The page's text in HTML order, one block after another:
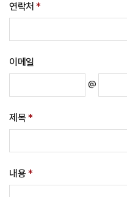
연락처*
이메일
@
제목 *
내용 *